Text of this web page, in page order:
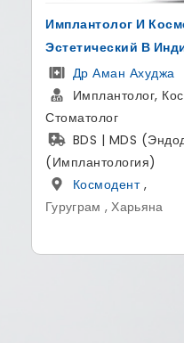
Ведущий Хирург
Хирург Ортопед
ДР Манодж
ортопедический
MBBS, MS
Фортис
Интитут,
Гургаон , Хариана